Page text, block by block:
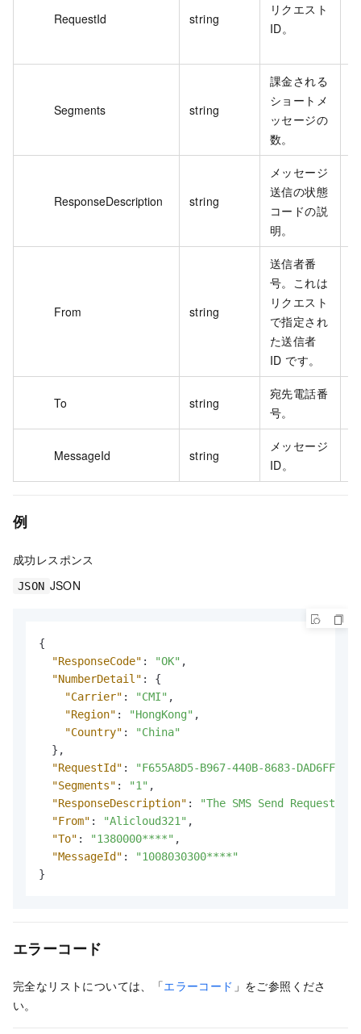
RequestId string
リクエスト
ID。
Segments string
課金される
ショートメ
ッセージの
数。
ResponseDescription string
メッセージ
送信の状態
コードの説
明。
From string
送信者番
号。これは
リクエスト
で指定され
た送信者
ID です。
To string
宛先電話番
号。
MessageId string
メッセージ
ID。
例
成功レスポンス
JSON JSON
{
"ResponseCode" : "OK" ,
"NumberDetail" :
{
"Carrier" : "CMI" ,
"Region" : "HongKong" ,
"Country" :
"China"
} ,
"RequestId" :
"F655A8D5-B967-440B-8683-
"Segments" : "1" ,
"ResponseDescription" :
"The SMS Send Request
"From" : "Alicloud321" ,
"To" : "1380000****" ,
"MessageId" :
"1008030300****"
}
エラーコード
完全なリストについては、「エラーコード 」をご参照くださ
い。